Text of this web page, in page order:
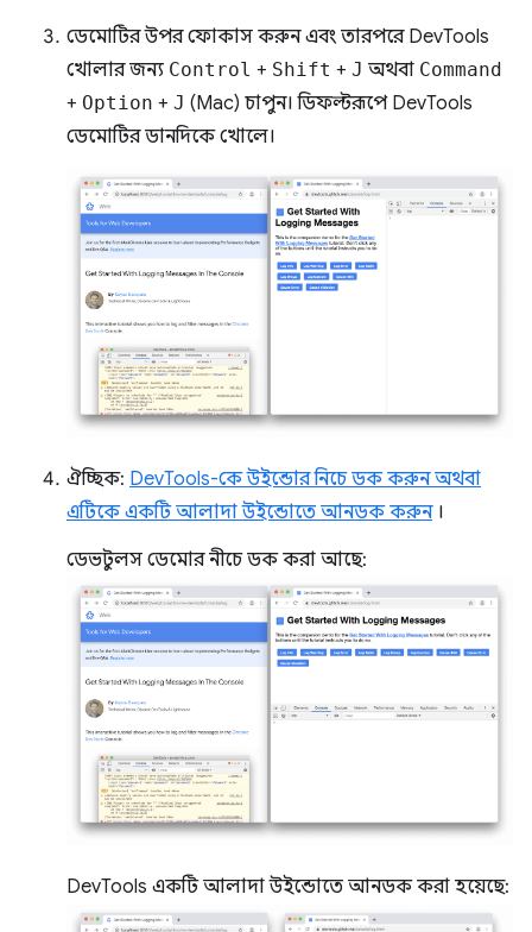
ডেমোটির উপর ফোকাস করুন এবং তারপরে DevTools
খোলার জন্য Control + Shift + J অথবা Command
+ Option + J (Mac) চাপুন। ডিফল্টরূপে DevTools
ডেমোটির ডানদিকে খোলে।
ঐচ্ছিক: DevTools-কে উইন্ডোর নিচে ডক করুন অথবা
এটিকে একটি আলাদা উইন্ডোতে আনডক করুন।
ডেভটুলস ডেমোর নীচে ডক করা আছে:
DevTools একটি আলাদা উইন্ডোতে আনডক করা হয়েছে: